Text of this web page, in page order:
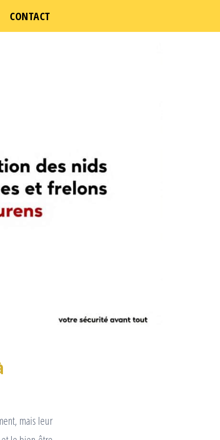
CONTACT
mais leur